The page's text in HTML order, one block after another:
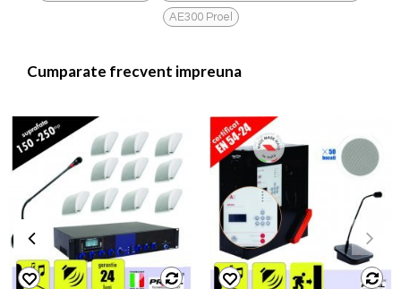
AE300 Proel
Cumparate frecvent impreuna